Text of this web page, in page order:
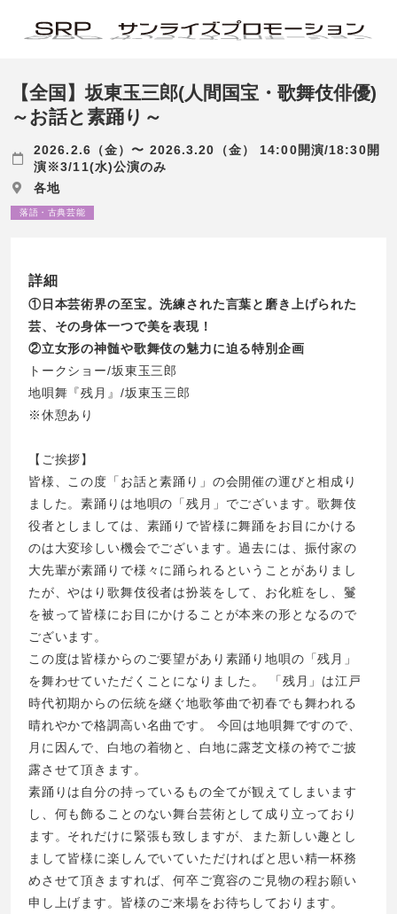
【全国】坂東玉三郎(人間国宝・歌舞伎俳優)
～お話と素踊り～
2026.2.6（金）〜 2026.3.20（金） 14:00開演/18:30開
演※3/11(水)公演のみ
各地
落語・古典芸能
詳細
①日本芸術界の至宝。洗練された言葉と磨き上げられた
芸、その身体一つで美を表現！
②立女形の神髄や歌舞伎の魅力に迫る特別企画
トークショー/坂東玉三郎
地唄舞『残月』/坂東玉三郎
※休憩あり
【ご挨拶】
皆様、この度「お話と素踊り」の会開催の運びと相成り
ました。素踊りは地唄の「残月」でございます。歌舞伎
役者としましては、素踊りで皆様に舞踊をお目にかける
のは大変珍しい機会でございます。過去には、振付家の
大先輩が素踊りで様々に踊られるということがありまし
たが、やはり歌舞伎役者は扮装をして、お化粧をし、鬘
を被って皆様にお目にかけることが本来の形となるので
ございます。
この度は皆様からのご要望があり素踊り地唄の「残月」
を舞わせていただくことになりました。 「残月」は江戸
時代初期からの伝統を継ぐ地歌筝曲で初春でも舞われる
晴れやかで格調高い名曲です。 今回は地唄舞ですので、
月に因んで、白地の着物と、白地に露芝文様の袴でご披
露させて頂きます。
素踊りは自分の持っているもの全てが観えてしまいます
し、何も飾ることのない舞台芸術として成り立っており
ます。それだけに緊張も致しますが、また新しい趣とし
まして皆様に楽しんでいていただければと思い精一杯務
めさせて頂きますれば、何卒ご寛容のご見物の程お願い
申し上げます。皆様のご来場をお待ちしております。